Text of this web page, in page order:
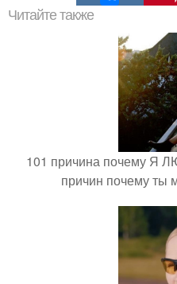
Читайте также
101 причина почему Я
причин почему ты